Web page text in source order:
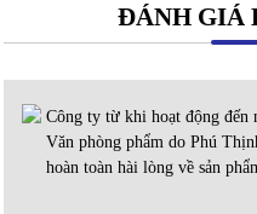
ĐÁNH GIÁ
Công ty từ khi hoạt động đến
Văn phòng phẩm do Phú
hoàn toàn hài lòng về sản